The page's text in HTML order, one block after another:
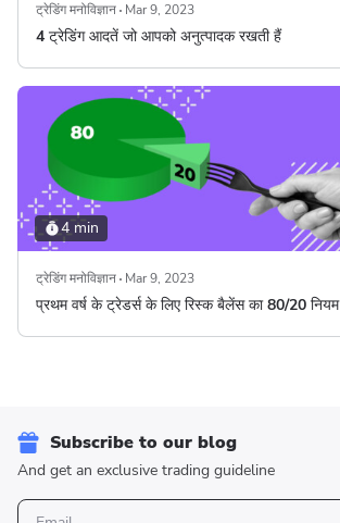
ट्रेडिंग मनोविज्ञान Mar 9, 2023
4 ट्रेडिंग आदतें जो आपको अनुत्पादक रखती हैं
4 min
ट्रेडिंग मनोविज्ञान Mar 9, 2023
प्रथम वर्ष के ट्रेडर्स के लिए रिस्क बैलेंस का 80/20 नियम
Subscribe to our blog
And get an exclusive trading guideline